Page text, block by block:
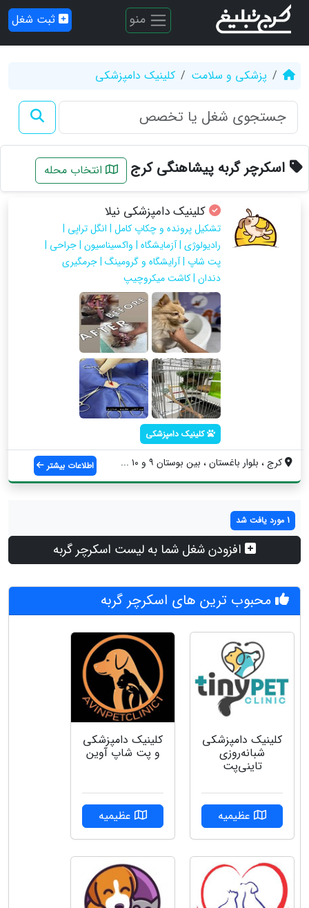
منو ثبت شغل
پزشکی و سلامت کلینیک دامپزشکی
اسکرچر گربه پیشاهنگی کرج انتخاب محله
کلینیک دامپزشکی نیلا
تشکیل پرونده و چکاپ کامل | انگل تراپی |
رادیولوژی | آزمایشگاه | واکسیناسیون | جراحی |
پت شاپ | آرایشگاه و گرومینگ | جرمگیری
دندان | کاشت میکروچیپ
کلینیک دامپزشکی
کرج ، بلوار باغستان ، بین بوستان ۹ و ۱۰ ... اطلاعات بیشتر
1 مورد یافت شد
افزودن شغل شما به لیست اسکرچر گربه
محبوب ترین های اسکرچر گربه
کلینیک دامپزشکی
شبانه‌روزی
تاینی‌پت
عظیمیه
کلینیک دامپزشکی
و پت شاپ آوین
عظیمیه